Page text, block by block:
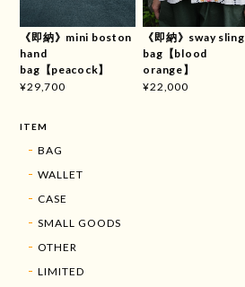
《即納》mini boston
hand
bag【peacock】
¥29,700
《即納》sway sling
bag【blood
orange】
¥22,000
ITEM
BAG
WALLET
CASE
SMALL GOODS
OTHER
LIMITED